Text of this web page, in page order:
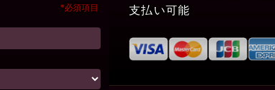
*必須項目
支払い可能